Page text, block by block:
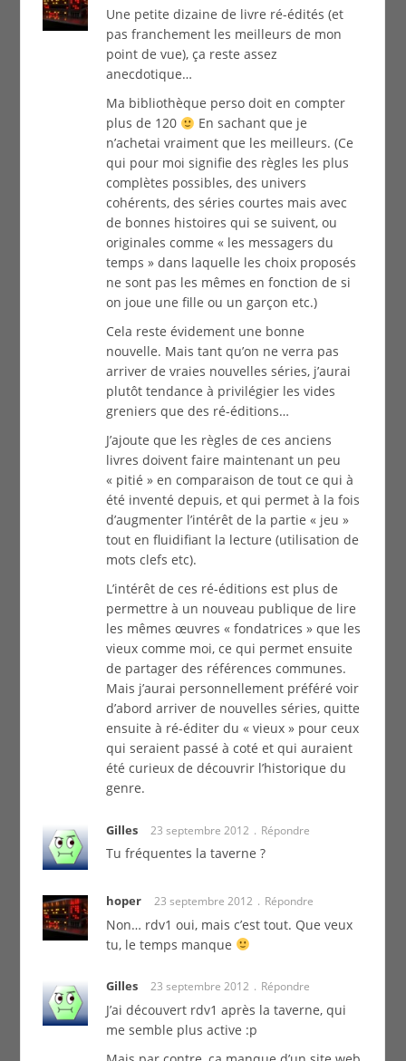
Une petite dizaine de livre ré-édités (et
pas franchement les meilleurs de mon
point de vue), ça reste assez
anecdotique…
Ma bibliothèque perso doit en compter
plus de 120
En sachant que je
n’achetai vraiment que les meilleurs. (Ce
qui pour moi signifie des règles les plus
complètes possibles, des univers
cohérents, des séries courtes mais avec
de bonnes histoires qui se suivent, ou
originales comme « les messagers du
temps » dans laquelle les choix proposés
ne sont pas les mêmes en fonction de si
on joue une fille ou un garçon etc.)
Cela reste évidement une bonne
nouvelle. Mais tant qu’on ne verra pas
arriver de vraies nouvelles séries, j’aurai
plutôt tendance à privilégier les vides
greniers que des ré-éditions…
J’ajoute que les règles de ces anciens
livres doivent faire maintenant un peu
« pitié » en comparaison de tout ce qui à
été inventé depuis, et qui permet à la fois
d’augmenter l’intérêt de la partie « jeu »
tout en fluidifiant la lecture (utilisation de
mots clefs etc).
L’intérêt de ces ré-éditions est plus de
permettre à un nouveau publique de lire
les mêmes œuvres « fondatrices » que les
vieux comme moi, ce qui permet ensuite
de partager des références communes.
Mais j’aurai personnellement préféré voir
d’abord arriver de nouvelles séries, quitte
ensuite à ré-éditer du « vieux » pour ceux
qui seraient passé à coté et qui auraient
été curieux de découvrir l’historique du
genre.
Gilles 23 septembre 2012 Répondre
Tu fréquentes la taverne ?
hoper 23 septembre 2012 Répondre
Non… rdv1 oui, mais c’est tout. Que veux
tu, le temps manque
Gilles 23 septembre 2012 Répondre
J’ai découvert rdv1 après la taverne, qui
me semble plus active :p